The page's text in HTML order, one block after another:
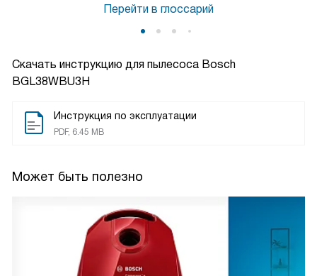
Скачать инструкцию для пылесоса Bosch
BGL38WBU3H
Инструкция по эксплуатации
PDF, 6.45 MB
Может быть полезно
Перейти в глоссарий